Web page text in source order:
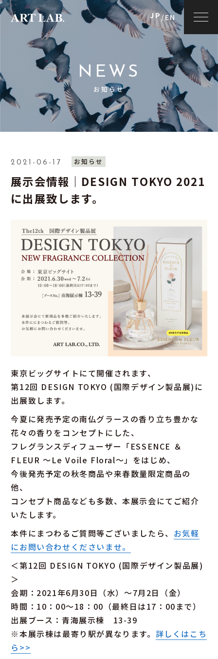
JP/EN
NEWS
お知らせ
2021-06-17 お知らせ
展示会情報｜DESIGN TOKYO 2021
に出展致します。
東京ビッグサイトにて開催されます、
第12回 DESIGN TOKYO (国際デザイン製品展)に
出展致します。
今夏に発売予定の南仏グラースの香り立ち豊かな
花々の香りをコンセプトにした、
フレグランスディフューザー「ESSENCE ＆
FLEUR 〜Le Voile Floral〜」をはじめ、
今後発売予定の秋冬商品や来春数量限定商品の
他、
コンセプト商品なども多数、本展示会にてご紹介
いたします。
本件にまつわるご質問等ございましたら、 お気軽
にお問い合わせくださいませ。
＜第12回 DESIGN TOKYO (国際デザイン製品展)
＞
会期：2021年6月30日（水）～7月2日（金）
時間：10：00～18：00（最終日は17：00まで）
出展ブース：青海展示棟 13-39
※本展示棟は最寄り駅が異なります。 詳しくはこち
ら>>